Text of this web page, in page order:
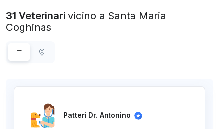
31 Veterinari vicino a Santa Maria
Coghinas
Patteri Dr. Antonino